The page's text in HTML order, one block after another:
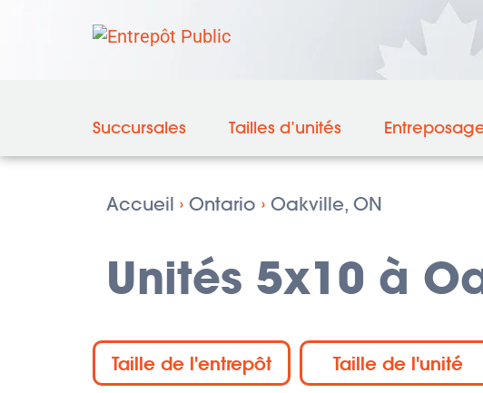
Succursales Tailles d’unités
Accueil › Ontario › Oakville, ON
Unités 5x10 à
Taille de l'entrepôt Taille de l'unité